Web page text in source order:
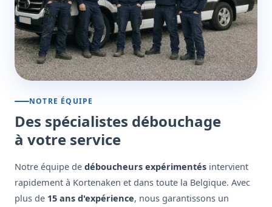
NOTRE ÉQUIPE
Des spécialistes débouchage
à votre service
Notre équipe de déboucheurs expérimentés intervient
rapidement à Kortenaken et dans toute la Belgique. Avec
plus de 15 ans d'expérience, nous garantissons un